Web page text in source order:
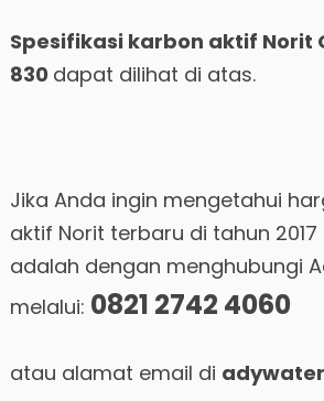
Spesifikasi karbon aktif Norit
830 dapat dilihat di atas.
Jika Anda ingin mengetahui
aktif Norit terbaru di tahun
adalah dengan menghubungi
melalui: 0821 2742 4060
atau alamat email di